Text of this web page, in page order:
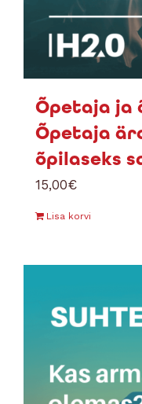
Õpetaja ja
Õpetaja
õpilaseks
15,00€
Lisa korvi